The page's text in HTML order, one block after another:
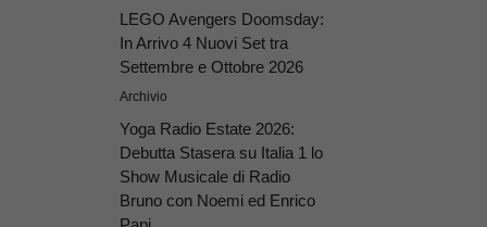
LEGO Avengers Doomsday:
In Arrivo 4 Nuovi Set tra
Settembre e Ottobre 2026
Archivio
Yoga Radio Estate 2026:
Debutta Stasera su Italia 1 lo
Show Musicale di Radio
Bruno con Noemi ed Enrico